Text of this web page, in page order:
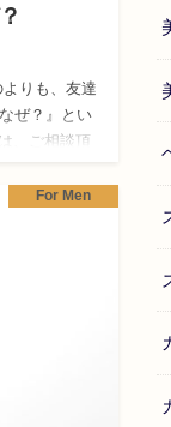
りも、友達
ぜ？』とい
、ご相談頂
For Men